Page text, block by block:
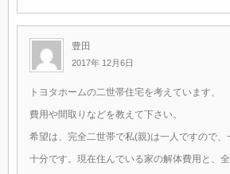
豊田
2017年 12月6日
トヨタホームの二世帯住宅を考えています、
費用や間取りなどを教えて下さい。
希望は、完全二世帯で私(親)は一人ですので、
十分です。現在住んでいる家の解体費用と、